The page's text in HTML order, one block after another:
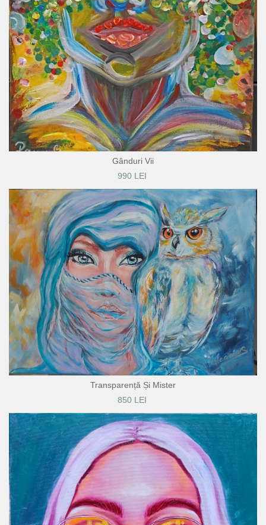
Gânduri Vii
990 LEI
Transparență Și Mister
850 LEI